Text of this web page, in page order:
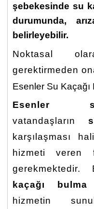
şebekesinde su
durumunda,
belirleyebilir.
Noktasal
gerektirmeden
Esenler Su Kaçağı
Esenler
vatandaşların
karşılaşması
hizmeti veren
gerekmektedir.
kaçağı bulma
hizmetin